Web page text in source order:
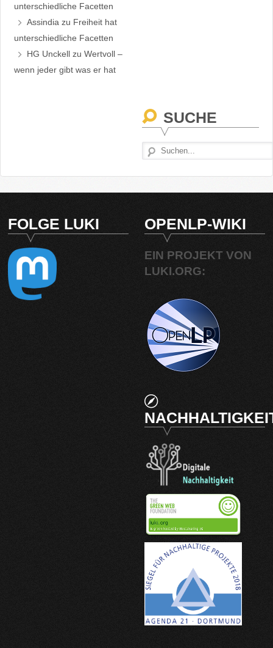
unterschiedliche Facetten
Assindia zu Freiheit hat
unterschiedliche Facetten
HG Unckell zuWertvoll –
wenn jeder gibt was er hat
SUCHE
FOLGE LUKI OPENLP-WIKI
EIN PROJEKT VON
LUKI.ORG: